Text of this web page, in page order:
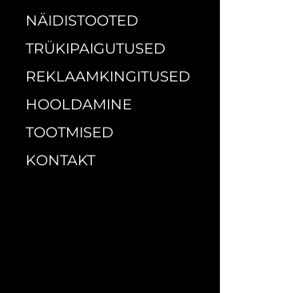
NÄIDISTOOTED
TRÜKIPAIGUTUSED
REKLAAMKINGITUSED
HOOLDAMINE
TOOTMISED
KONTAKT